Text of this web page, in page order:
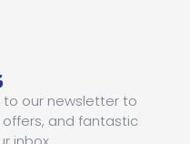
to our newsletter to
and fantastic